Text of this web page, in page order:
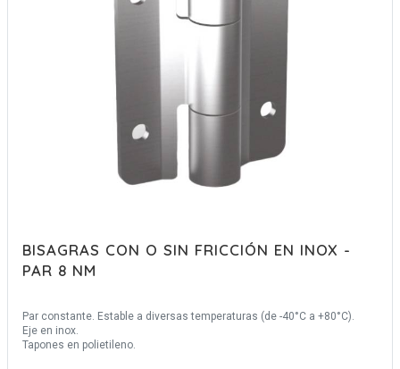
BISAGRAS CON O SIN FRICCIÓN EN INOX -
PAR 8 NM
Par constante. Estable a diversas temperaturas (de -40°C a +80°C).
Eje en inox.
Tapones en polietileno.